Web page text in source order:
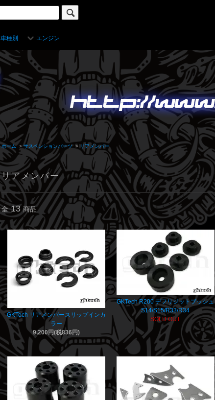
車種別 エンジン
ホーム >サスペンションパーツ > リアメンバー
リアメンバー
全 13 商品
GKTech リアメンバースリップインカ
ラー
9,200円(税836円)
GKTech R200 デフリジットブッシュ
S14/S15/R33/R34
SOLD OUT